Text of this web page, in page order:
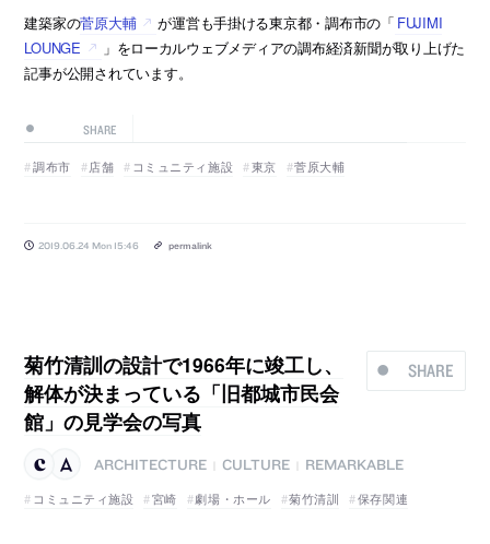
建築家の菅原大輔 が運営も手掛ける東京都・調布市の「 FUJIMI
LOUNGE
」をローカルウェブメディアの調布経済新聞が取り上げた
記事が公開されています。
SHARE
調布市 店舗 コミュニティ施設 東京 菅原大輔
2019.06.24 Mon 15:46 permalink
SHARE
菊竹清訓の設計で1966年に竣工し、
解体が決まっている「旧都城市民会
館」の見学会の写真
ARCHITECTURE CULTURE
REMARKABLE
コミュニティ施設
宮崎 劇場・ホール 菊竹清訓 保存関連